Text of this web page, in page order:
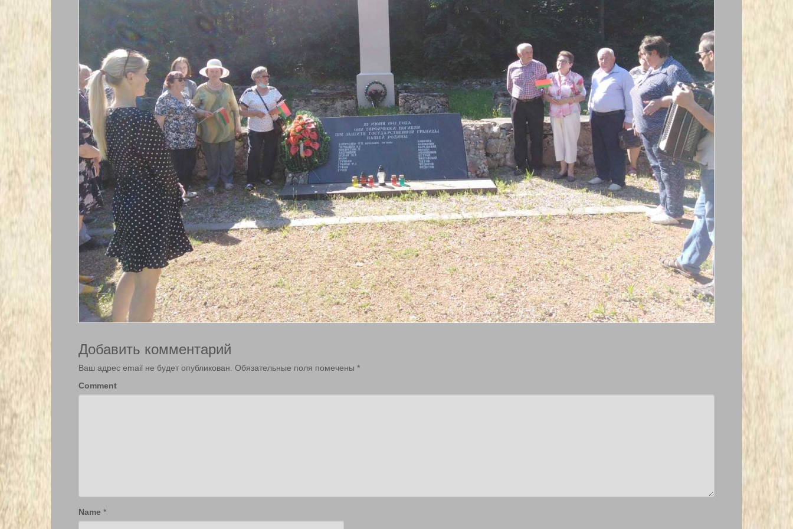
Добавить комментарий
Ваш адрес email не будет опубликован. Обязательные поля помечены *
Comment
Name *